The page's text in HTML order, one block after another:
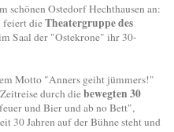
schönen Ostedorf Hechthausen an:
feiert dieTheatergruppe des
Saal der "Ostekrone" ihr 30-
Motto "Anners geiht jümmers!"
durch diebewegten 30
und Bier und ab no Bett",
30 Jahren auf der Bühne steht und